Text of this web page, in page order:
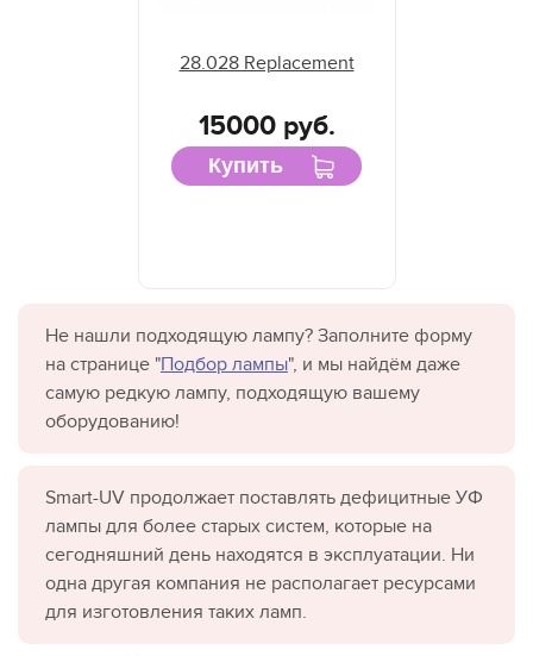
28.028 Replacement
15000 руб.
Купить
Не нашли подходящую лампу? Заполните форму
на странице "Подбор лампы", и мы найдём даже
самую редкую лампу, подходящую вашему
оборудованию!
Smart-UV продолжает поставлять дефицитные УФ
лампы для более старых систем, которые на
сегодняшний день находятся в эксплуатации. Ни
одна другая компания не располагает ресурсами
для изготовления таких ламп.